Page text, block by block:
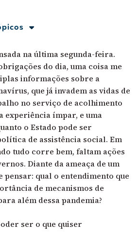
na última segunda-feira.
do dia, uma coisa me
informações sobre a
que já invadem as vidas de
no serviço de acolhimento
experiência ímpar, e uma
o Estado pode ser
de assistência social. Em
tudo corre bem, faltam ações
Diante da ameaça de um
pensar: qual o entendimento que
de mecanismos de
além dessa pandemia?
ser o que quiser